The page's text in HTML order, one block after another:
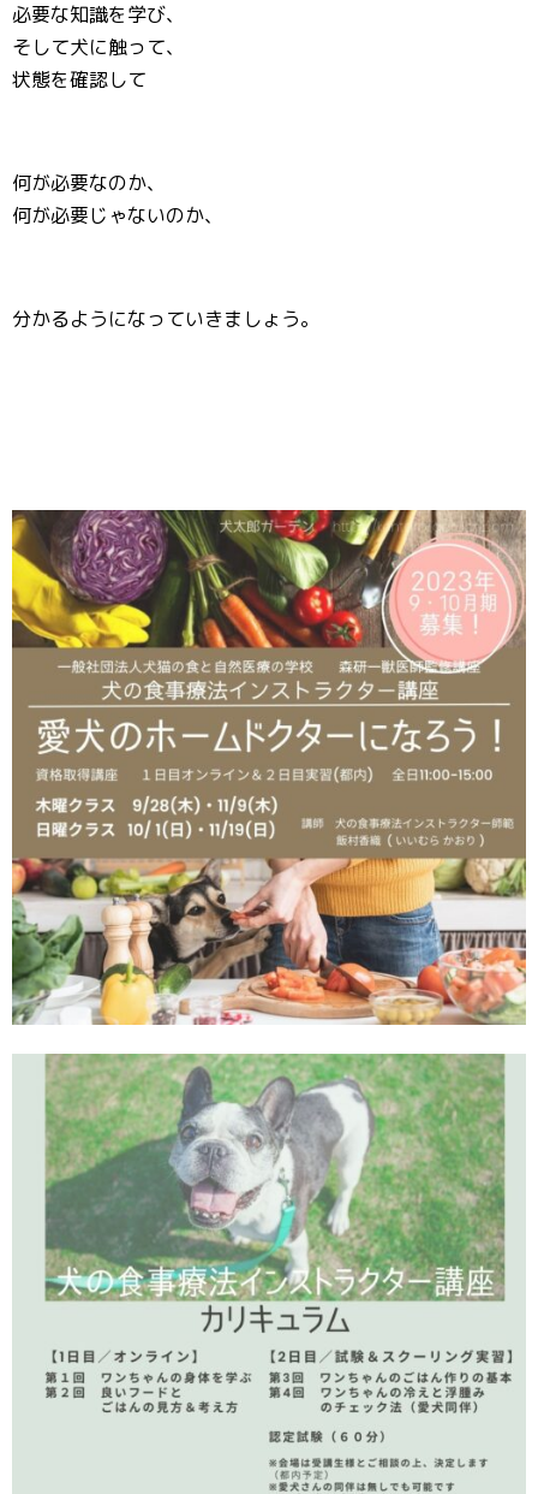
必要な知識を学び、
そして犬に触って、
状態を確認して
何が必要なのか、
何が必要じゃないのか、
分かるようになっていきましょう。